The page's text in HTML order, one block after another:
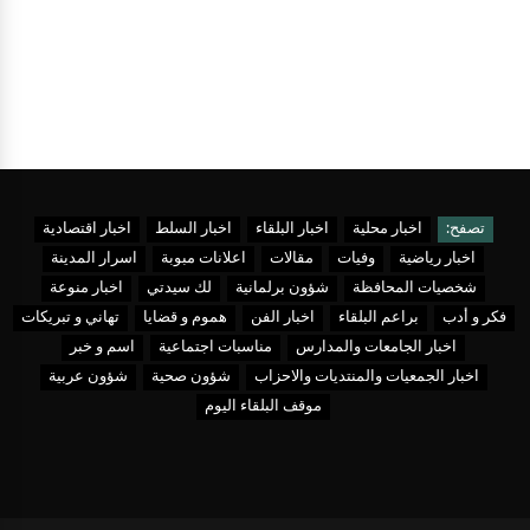
تصفح: اخبار محلية اخبار البلقاء اخبار السلط
اخبار اقتصادية
اخبار رياضية
وفيات مقالات اعلانات مبوبة
اسرار المدينة
شخصيات المحافظة
شؤون برلمانية لك سيدتي
اخبار منوعة
فكر و أدب
براعم البلقاء اخبار الفن هموم و قضايا
تهاني و تبريكات
اخبار الجامعات والمدارس
مناسبات اجتماعية
اسم و خبر
اخبار الجمعيات والمنتديات والاحزاب
شؤون صحية
شؤون عربية
موقف البلقاء اليوم